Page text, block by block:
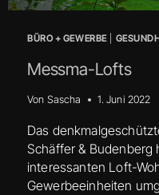
BÜRO + GEWERBE|
Messma-Lofts
Von Sascha 1. Juni 2022
Das
Schäffer & Budenberg
interessanten Loft-
Gewerbeeinheiten